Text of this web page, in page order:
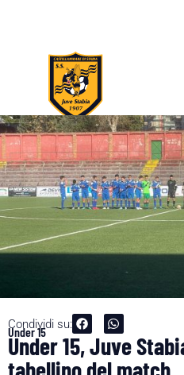
Condividi su:
Under 15
Under 15, Juve